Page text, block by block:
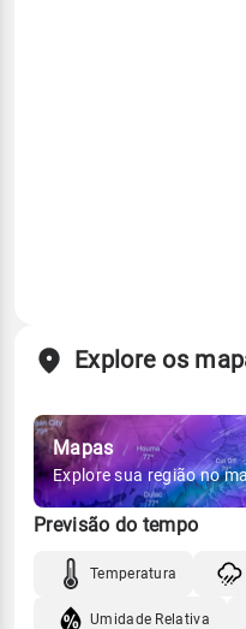
Explore os
Mapas
Explore sua região no
Previsão do tempo
Temperatura
Umidade Relativa